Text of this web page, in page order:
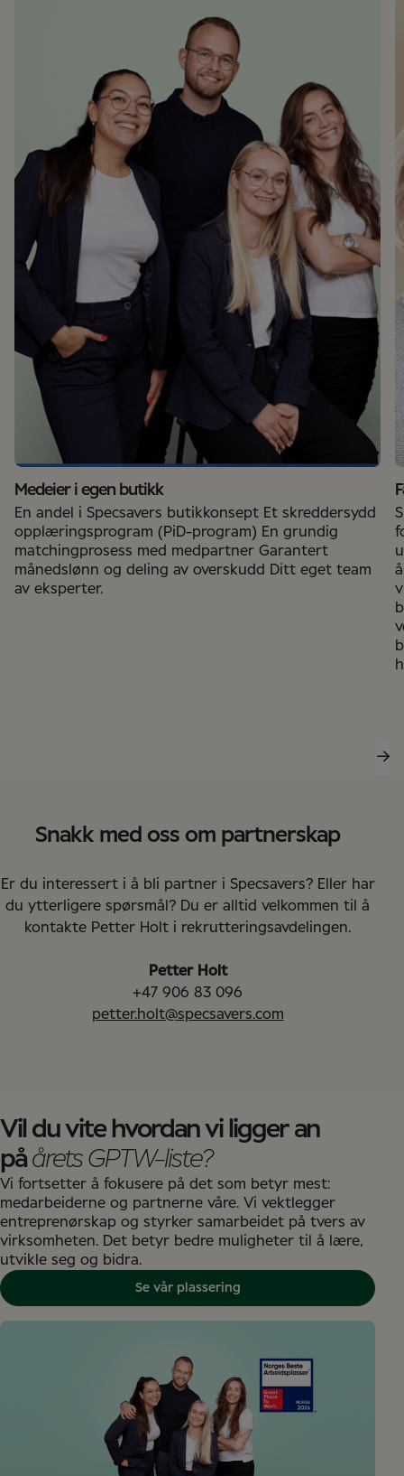
Medeier i egen butikk
En andel i Specsavers butikkonsept Et skreddersydd
opplæringsprogram (PiD-program) En grundig
matchingprosess med medpartner Garantert
månedslønn og deling av overskudd Ditt eget team
av eksperter.
Snakk med oss om partnerskap
Er du interessert i å bli partner i Specsavers? Eller har
du ytterligere spørsmål? Du er alltid velkommen til å
kontakte Petter Holt i rekrutteringsavdelingen.
Petter Holt
+47 906 83 096
petter.holt@specsavers.com
Vil du vite hvordan vi ligger an
påårets GPTW-liste?
Vi fortsetter å fokusere på det som betyr mest:
medarbeiderne og partnerne våre. Vi vektlegger
entreprenørskap og styrker samarbeidet på tvers av
virksomheten. Det betyr bedre muligheter til å lære,
utvikle seg og bidra.
Se vår plassering